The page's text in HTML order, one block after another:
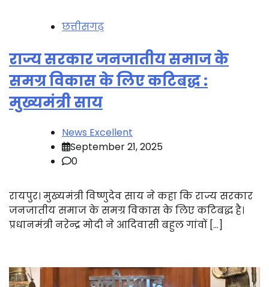
छत्तीसगढ़
राज्य सरकार जनजातीय समाज के
समग्र विकास के लिए कटिबद्ध :
मुख्यमंत्री साय
News Excellent
September 21, 2025
0
रायपुर। मुख्यमंत्री विष्णुदेव साय ने कहा कि राज्य सरकार
जनजातीय समाज के समग्र विकास के लिए कटिबद्ध है।
प्रधानमंत्री नरेन्द्र मोदी ने आदिवासी बहुल गांवों […]